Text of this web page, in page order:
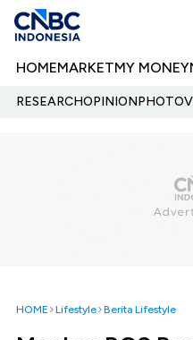
HOMEMARKETMY MONEY
RESEARCHOPINIONPHOTO
HOME Lifestyle Berita Lifestyle